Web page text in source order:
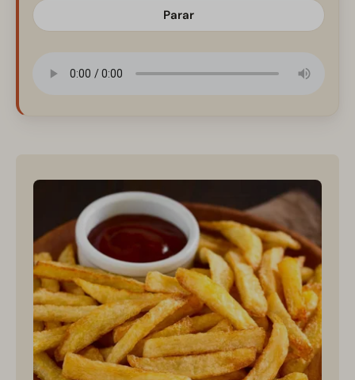
Parar